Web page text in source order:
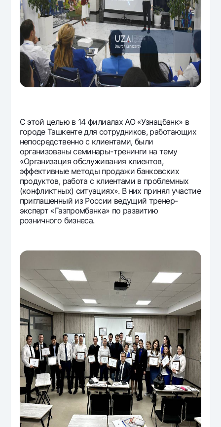
Офисы и банкоматы
Согласие на обработку персональных данных
Следите за нами в соцсетях
Контакт-центр
+998 78 148-00-101344
С этой целью в 14 филиалах АО «Узнацбанк» в
городе Ташкенте для сотрудников, работающих
непосредственно с клиентами, были
организованы семинары-тренинги на тему
«Организация обслуживания клиентов,
эффективные методы продажи банковских
продуктов, работа с клиентами в проблемных
(конфликтных) ситуациях». В них принял участие
приглашенный из России ведущий тренер-
эксперт «Газпромбанка» по развитию
розничного бизнеса.